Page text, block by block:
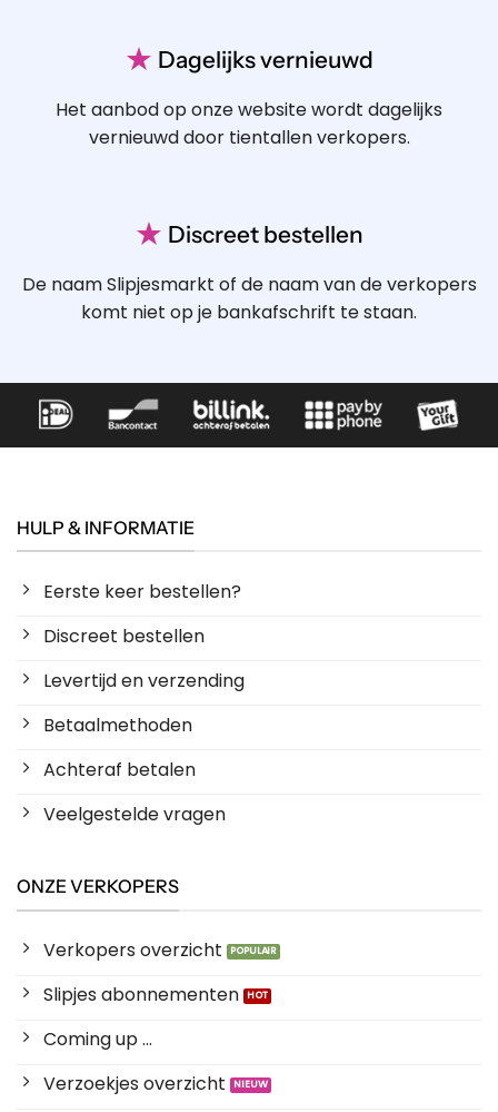
★ Dagelijks vernieuwd
Het aanbod op onze website wordt dagelijks
vernieuwd door tientallen verkopers.
★ Discreet bestellen
De naam Slipjesmarkt of de naam van de verkopers
komt niet op je bankafschrift te staan.
HULP & INFORMATIE
Eerste keer bestellen?
Discreet bestellen
Levertijd en verzending
Betaalmethoden
Achteraf betalen
Veelgestelde vragen
ONZE VERKOPERS
Verkopers overzicht
Slipjes abonnementen
Coming up ...
Verzoekjes overzicht